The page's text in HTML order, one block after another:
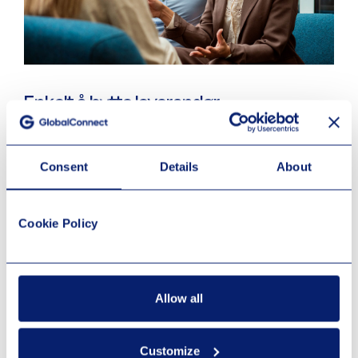
Consent Details About
Cookie Policy
Allow all
Customize
Enkelt å bytte leverandør
gjennomgang av deres nåværende behov for å sikre at den
nye løsningen er perfekt tilpasset dere.
Hva sier våre kunder?